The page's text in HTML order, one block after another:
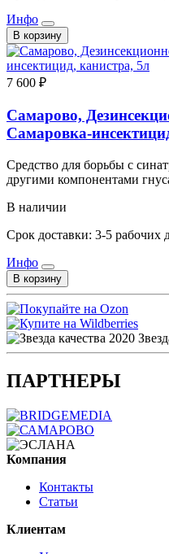
Инфо
В корзину
7 600 ₽
Самарово,
Самаровка-
Средство для борьбы с
другими компонентами
В наличии
Срок доставки: 3-5 рабочих
Инфо
В корзину
ПАРТНЕРЫ
Компания
Контакты
Статьи
Клиентам